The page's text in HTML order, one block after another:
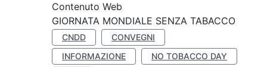
Contenuto Web
GIORNATA MONDIALE SENZA TABACCO
CNDD
CONVEGNI
INFORMAZIONE
NO TOBACCO DAY